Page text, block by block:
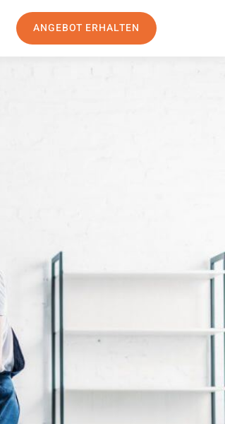
ANGEBOT ERHALTEN